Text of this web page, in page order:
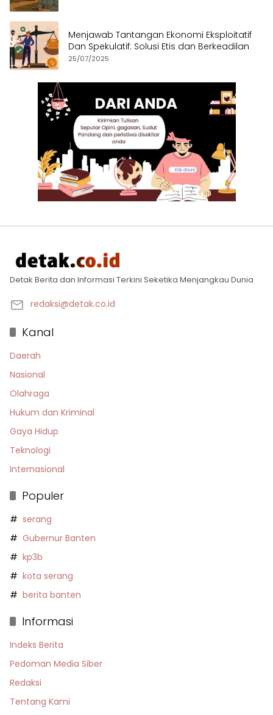
Menjawab Tantangan Ekonomi Eksploitatif
Dan Spekulatif: Solusi Etis dan Berkeadilan
25/07/2025
Detak Berita dan Informasi Terkini Seketika Menjangkau Dunia
redaksi@detak.co.id
Kanal
Daerah
Nasional
Olahraga
Hukum dan Kriminal
Gaya Hidup
Teknologi
Internasional
Populer
serang
Gubernur Banten
kp3b
kota serang
berita banten
Informasi
Indeks Berita
Pedoman Media Siber
Redaksi
Tentang Kami